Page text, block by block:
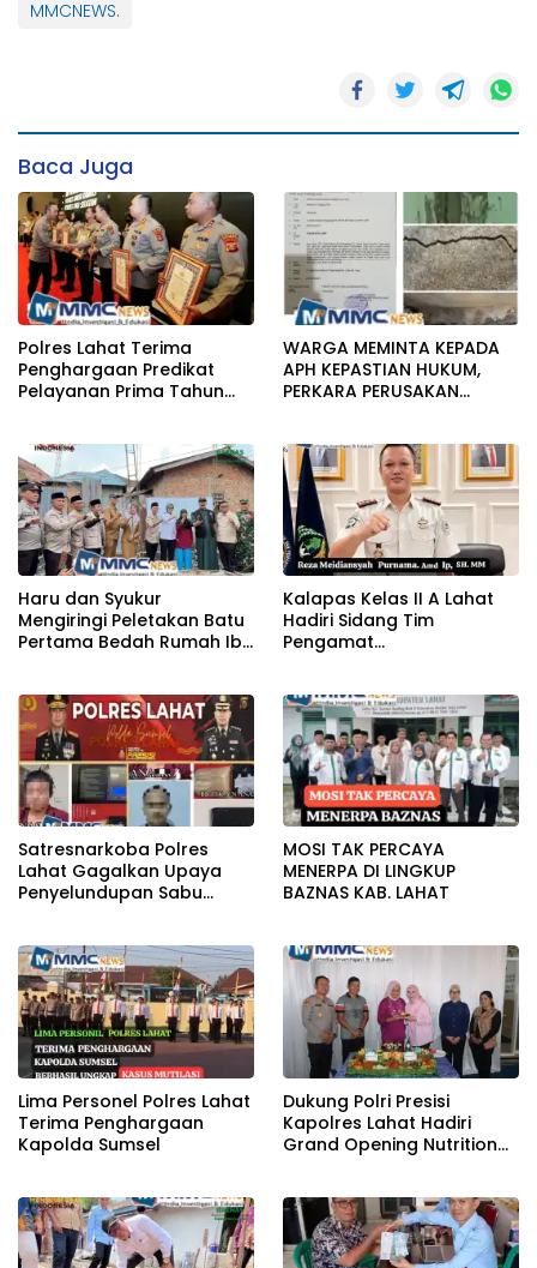
MMCNEWS.
Baca Juga
Polres Lahat Terima
Penghargaan Predikat
Pelayanan Prima Tahun
WARGA MEMINTA KEPADA
APH KEPASTIAN HUKUM,
PERKARA PERUSAKAN
Haru dan Syukur
Mengiringi Peletakan Batu
Pertama Bedah Rumah Ibu
Kalapas Kelas II A Lahat
Hadiri Sidang Tim
Pengamat
DirJenPas Sumsel Dan
Bapas Kelas II Lahat
Satresnarkoba Polres
Lahat Gagalkan Upaya
Penyelundupan Sabu
MOSI TAK PERCAYA
MENERPA DI LINGKUP
BAZNAS KAB. LAHAT
Lima Personel Polres Lahat
Terima Penghargaan
Kapolda Sumsel
Dukung Polri Presisi
Kapolres Lahat Hadiri
Grand Opening Nutrition